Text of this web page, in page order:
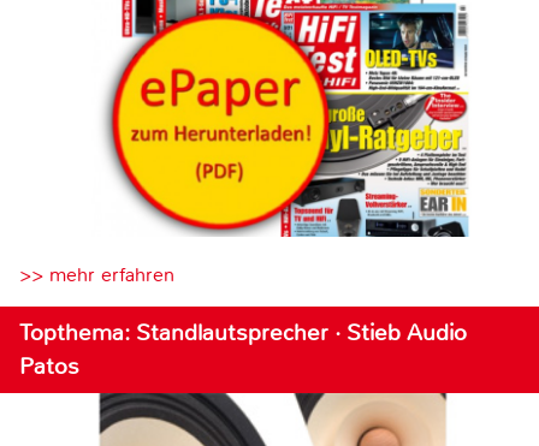
>> mehr erfahren
Topthema: Standlautsprecher · Stieb Audio
Patos